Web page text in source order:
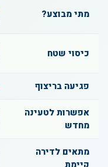
מתי מבוצע?
כיסוי שטח
פגיעה בריצוף
אפשרות לטעינה
מחדש
מתאים לדירה